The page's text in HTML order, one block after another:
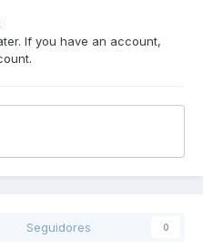
If you have an account,
Seguidores 0